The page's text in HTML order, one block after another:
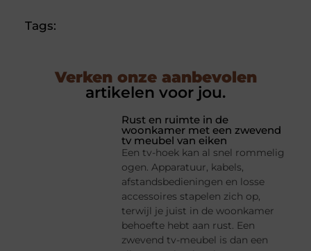
Tags:
Verken onze aanbevolen
artikelen voor jou.
Rust en ruimte in de
woonkamer met een zwevend
tv meubel van eiken
Een tv-hoek kan al snel rommelig
ogen. Apparatuur, kabels,
afstandsbedieningen en losse
accessoires stapelen zich op,
terwijl je juist in de woonkamer
behoefte hebt aan rust. Een
zwevend tv-meubel is dan een